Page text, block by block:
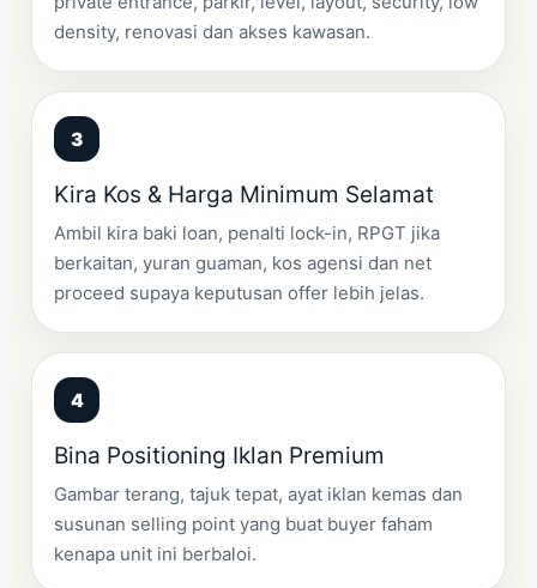
density, renovasi dan akses kawasan.
Kira Kos & Harga Minimum Selamat
Ambil kira baki loan, penalti lock-in, RPGT jika
berkaitan, yuran guaman, kos agensi dan net
proceed supaya keputusan offer lebih jelas.
Bina Positioning Iklan Premium
Gambar terang, tajuk tepat, ayat iklan kemas dan
susunan selling point yang buat buyer faham
kenapa unit ini berbaloi.